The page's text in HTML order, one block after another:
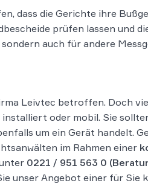
dass die Gerichte ihre
prüfen lassen und
auch für andere
Leivtec betroffen. Doch
oder mobil. Sie
um ein Gerät handelt.
im Rahmen einer
0221 / 951 563 0
unser Angebot einer für Sie